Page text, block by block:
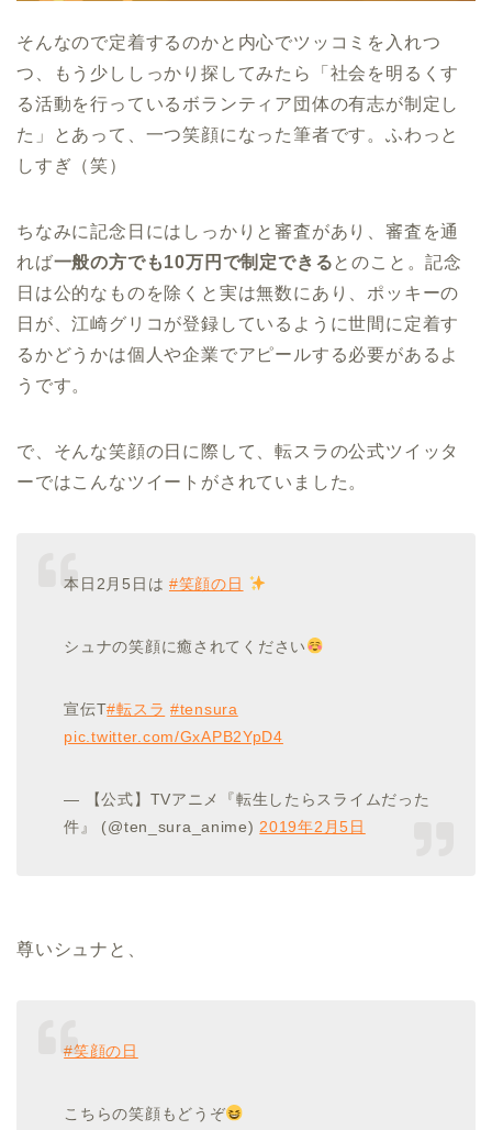
そんなので定着するのかと内心でツッコミを入れつ
つ、もう少ししっかり探してみたら「社会を明るくす
る活動を行っているボランティア団体の有志が制定し
た」とあって、一つ笑顔になった筆者です。ふわっと
しすぎ（笑）
ちなみに記念日にはしっかりと審査があり、審査を通
れば一般の方でも10万円で制定できるとのこと。記念
日は公的なものを除くと実は無数にあり、ポッキーの
日が、江崎グリコが登録しているように世間に定着す
るかどうかは個人や企業でアピールする必要があるよ
うです。
で、そんな笑顔の日に際して、転スラの公式ツイッタ
ーではこんなツイートがされていました。
本日2月5日は #笑顔の日
シュナの笑顔に癒されてください
宣伝T#転スラ #tensura
pic.twitter.com/GxAPB2YpD4
— 【公式】TVアニメ『転生したらスライムだった
件』 (@ten_sura_anime)2019年2月5日
尊いシュナと、
#笑顔の日
こちらの笑顔もどうぞ